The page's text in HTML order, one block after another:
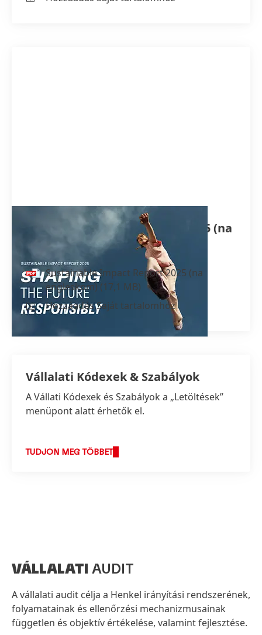
Sustainable Impact Report 2025(na
engleskom)
Sustainable Impact Report 2025 (na
engleskom)(17,1 MB)
Hozzáadás Saját tartalomhoz
Vállalati Kódexek & Szabályok
A Vállati Kódexek és Szabályok a „Letöltések”
menüpont alatt érhetők el.
TUDJON MEG TÖBBET
VÁLLALATI AUDIT
A vállalati audit célja a Henkel irányítási rendszerének,
folyamatainak és ellenőrzési mechanizmusainak
független és objektív értékelése, valamint fejlesztése.